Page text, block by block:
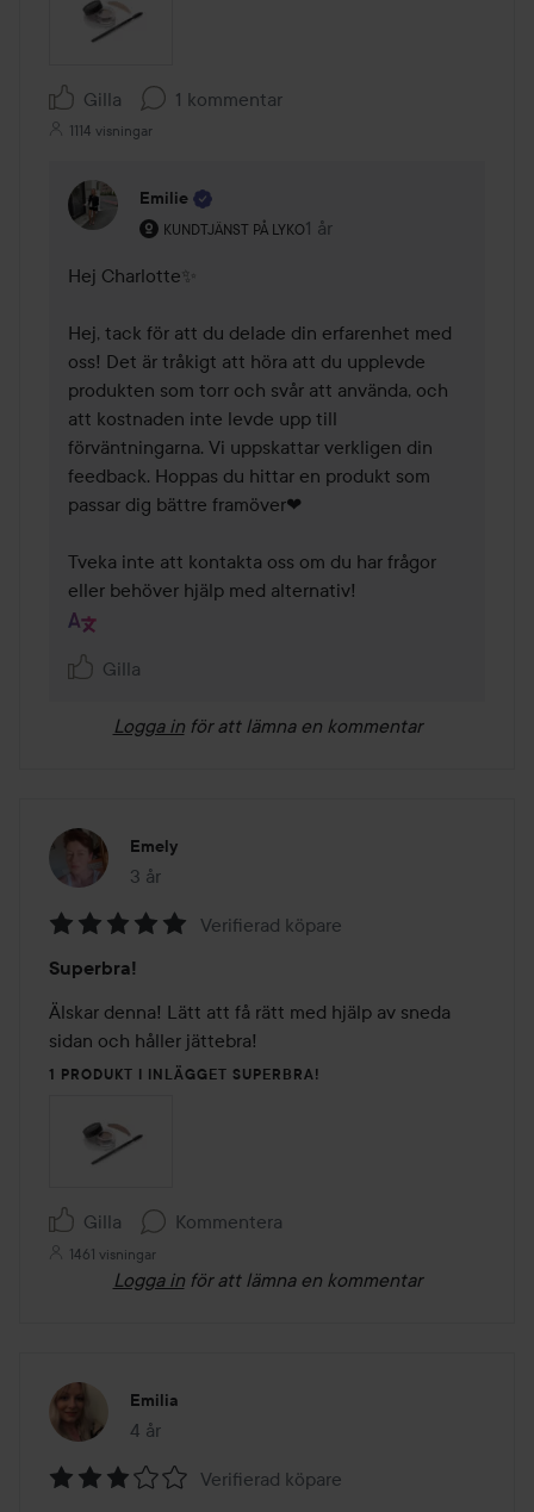
Gilla 1 kommentar
1114 visningar
Emilie
KUNDTJÄNST PÅ LYKO
Användarens roll: Kundtjänst på Lyko.
1 år
Kommentaren lades 1 år
Hej Charlotte✨
Hej, tack för att du delade din erfarenhet med
oss! Det är tråkigt att höra att du upplevde
produkten som torr och svår att använda, och
att kostnaden inte levde upp till
förväntningarna. Vi uppskattar verkligen din
feedback. Hoppas du hittar en produkt som
passar dig bättre framöver❤
Tveka inte att kontakta oss om du har frågor
eller behöver hjälp med alternativ!
Gilla
Logga in för att lämna en kommentar
Emely
3 år
Inlägget skapades 3 år
5
av
5
Verifierad köpare
Superbra!
Älskar denna! Lätt att få rätt med hjälp av sneda
sidan och håller jättebra!
1 PRODUKT I INLÄGGET SUPERBRA!
Gilla Kommentera
1461 visningar
Logga in för att lämna en kommentar
Emilia
4 år
Inlägget skapades 4 år
Verifierad köpare